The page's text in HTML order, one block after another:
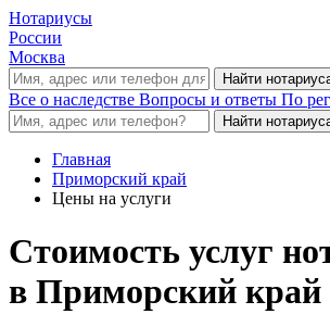
Нотариусы
России
Москва
Все о наследстве Вопросы и ответы По
Главная
Приморский край
Цены на услуги
Стоимость услуг
в Приморский край